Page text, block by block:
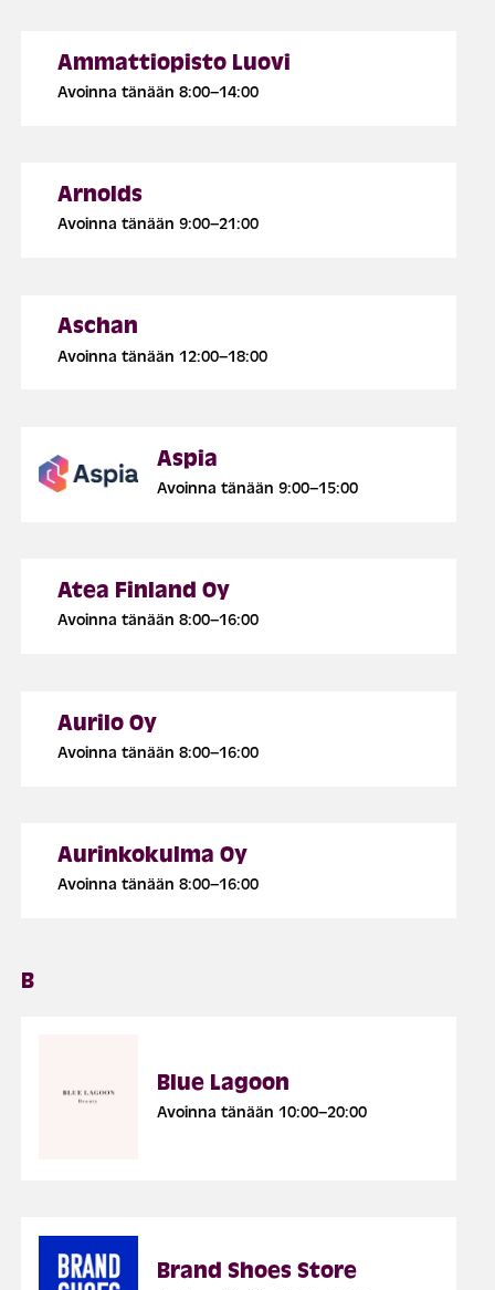
Ammattiopisto Luovi
Avoinna tänään 8:00–14:00
Arnolds
Avoinna tänään 9:00–21:00
Aschan
Avoinna tänään 12:00–18:00
Aspia
Avoinna tänään 9:00–15:00
Atea Finland Oy
Avoinna tänään 8:00–16:00
Aurilo Oy
Avoinna tänään 8:00–16:00
Aurinkokulma Oy
Avoinna tänään 8:00–16:00
B
Blue Lagoon
Avoinna tänään 10:00–20:00
Brand Shoes Store